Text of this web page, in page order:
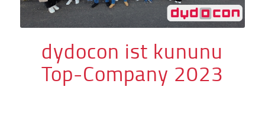
dydocon ist kununu
Top-Company 2023